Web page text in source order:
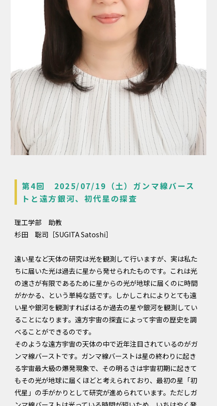
第4回 2025/07/19（土）ガンマ線バース
トと遠方銀河、初代星の探査
理工学部 助教
杉田 聡司［SUGITA Satoshi］
遠い星など天体の研究は光を観測して行いますが、実は私た
ちに届いた光は過去に星から発せられたものです。これは光
の速さが有限であるために星からの光が地球に届くのに時間
がかかる、という単純な話です。しかしこれによりとても遠
い星や銀河を観測すればはるか過去の星や銀河を観測してい
ることになります。遠方宇宙の探査によって宇宙の歴史を調
べることができるのです。
そのような遠方宇宙の天体の中で近年注目されているのがガ
ンマ線バーストです。ガンマ線バーストは星の終わりに起き
る宇宙最大級の爆発現象で、その明るさは宇宙初期に起きて
もその光が地球に届くほどと考えられており、最初の星「初
代星」の手がかりとして研究が進められています。ただしガ